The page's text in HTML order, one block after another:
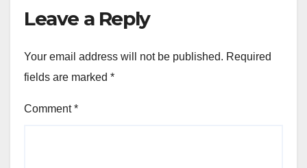
Leave a Reply
Your email address will not be published. Required
fields are marked *
Comment*